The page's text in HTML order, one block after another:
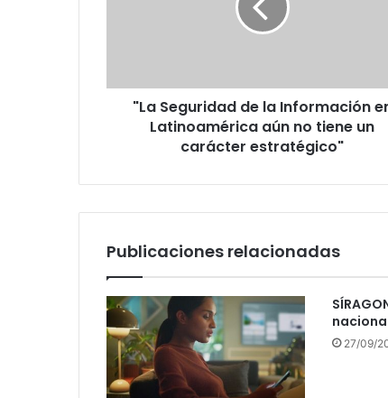
no
tiene"La Seguridad de la Información
Latinoamérica aún no tiene un
carácter estratégico"
Publicaciones relacionadas
27/09/